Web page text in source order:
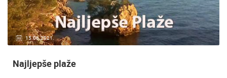
15.06.2021.
Najljepše plaže